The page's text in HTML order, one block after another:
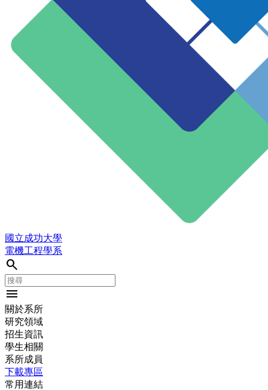
國立成功大學
電機工程學系
search
menu
關於系所
研究領域
招生資訊
學生相關
系所成員
下載專區
常用連結